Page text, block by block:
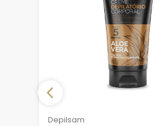
Depilsam